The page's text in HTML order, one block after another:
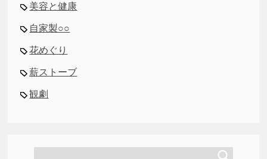
美容と健康
自家製○○
花めぐり
薪ストーブ
観劇